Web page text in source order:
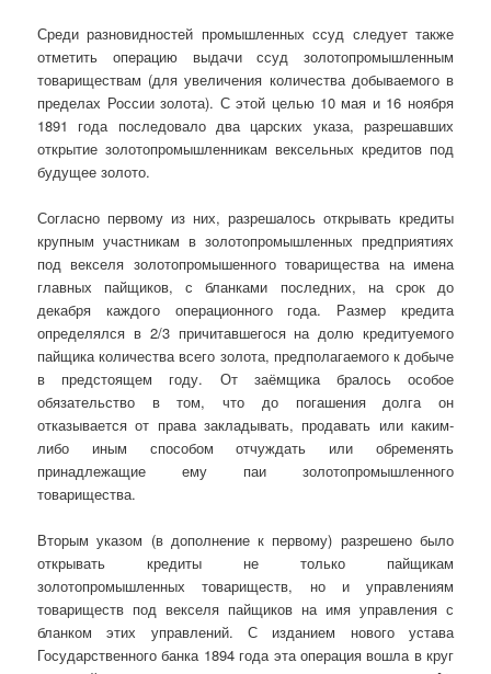
Среди разновидностей промышленных ссуд следует также
отметить операцию выдачи ссуд золотопромышленным
товариществам (для увеличения количества добываемого в
пределах России золота). С этой целью 10 мая и 16 ноября
1891 года последовало два царских указа, разрешавших
открытие золотопромышленникам вексельных кредитов под
будущее золото.
Согласно первому из них, разрешалось открывать кредиты
крупным участникам в золотопромышленных предприятиях
под векселя золотопромышенного товарищества на имена
главных пайщиков, с бланками последних, на срок до
декабря каждого операционного года. Размер кредита
определялся в 2/3 причитавшегося на долю кредитуемого
пайщика количества всего золота, предполагаемого к добыче
в предстоящем году. От заёмщика бралось особое
обязательство в том, что до погашения долга он
отказывается от права закладывать, продавать или каким-
либо иным способом отчуждать или обременять
принадлежащие ему паи золотопромышленного
товарищества.
Вторым указом (в дополнение к первому) разрешено было
открывать кредиты не только пайщикам
золотопромышленных товариществ, но и управлениям
товариществ под векселя пайщиков на имя управления с
бланком этих управлений. С изданием нового устава
Государственного банка 1894 года эта операция вошла в круг